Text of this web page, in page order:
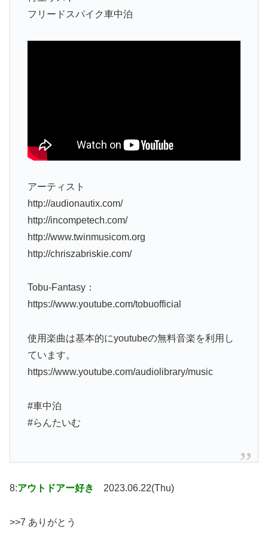
フリードスパイク車中泊
アーティスト
http://audionautix.com/
http://incompetech.com/
http://www.twinmusicom.org
http://chriszabriskie.com/
Tobu-Fantasy：
https://www.youtube.com/tobuofficial
使用楽曲は基本的にyoutubeの無料音楽を利用し
ています。
https://www.youtube.com/audiolibrary/music
#車中泊
#らんたいむ
8:アウトドアー好き 2023.06.22(Thu)
>>7 ありがとう